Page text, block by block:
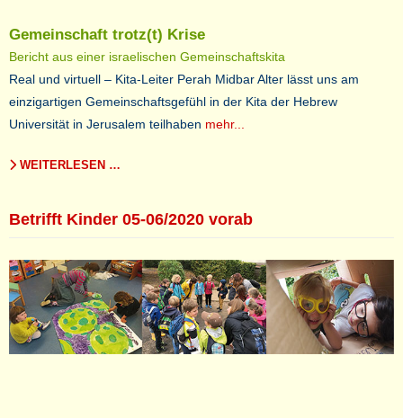
Gemeinschaft trotz(t) Krise
Bericht aus einer israelischen Gemeinschaftskita
Real und virtuell – Kita-Leiter Perah Midbar Alter lässt uns am
einzigartigen Gemeinschaftsgefühl in der Kita der Hebrew
Universität in Jerusalem teilhaben mehr...
WEITERLESEN …
Betrifft Kinder 05-06/2020 vorab